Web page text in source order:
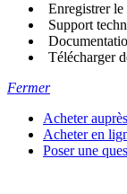
Enregistrer le
Support
Télécharger
Fermer
Acheter
Acheter en
Poser une